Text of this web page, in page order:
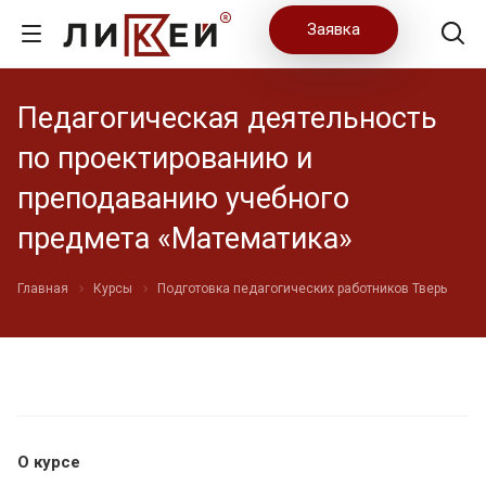
Заявка
Педагогическая деятельность
по проектированию и
преподаванию учебного
предмета «Математика»
Главная Курсы Подготовка педагогических работников Тверь
О курсе